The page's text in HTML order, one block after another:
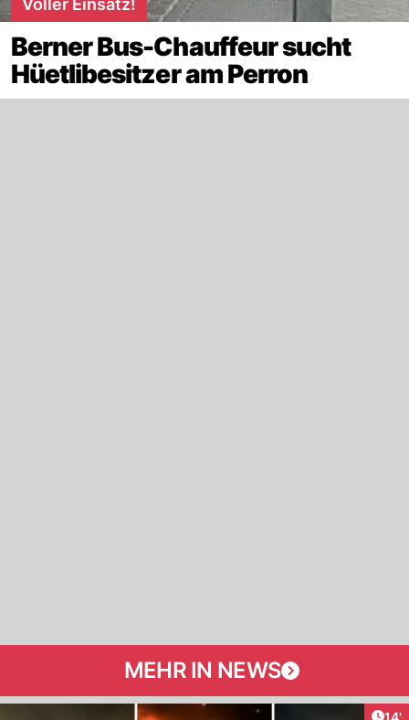
Voller Einsatz!
Berner Bus-Chauffeur sucht
Hüetlibesitzer am Perron
MEHR IN NEWS
14'